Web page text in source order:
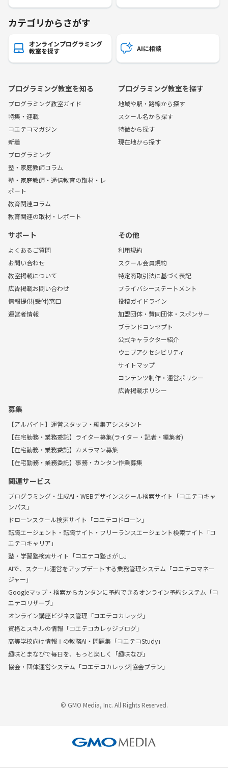
カテゴリからさがす
オンラインプログラミング
教室を探す
AIに相談
プログラミング教室を知る
プログラミング教室ガイド
特集・連載
コエテコマガジン
新着
プログラミング
塾・家庭教師コラム
塾・家庭教師・通信教育の取材・レ
ポート
教育関連コラム
教育関連の取材・レポート
プログラミング教室を探す
地域や駅・路線から探す
スクール名から探す
特徴から探す
現在地から探す
サポート
よくあるご質問
お問い合わせ
教室掲載について
広告掲載お問い合わせ
情報提供(受付)窓口
運営者情報
その他
利用規約
スクール会員規約
特定商取引法に基づく表記
プライバシーステートメント
投稿ガイドライン
加盟団体・賛同団体・スポンサー
ブランドコンセプト
公式キャラクター紹介
ウェブアクセシビリティ
サイトマップ
コンテンツ制作・運営ポリシー
広告掲載ポリシー
募集
【アルバイト】運営スタッフ・編集アシスタント
【在宅勤務・業務委託】ライター募集(ライター・記者・編集者)
【在宅勤務・業務委託】カメラマン募集
【在宅勤務・業務委託】事務・カンタン作業募集
関連サービス
プログラミング・生成AI・WEBデザインスクール検索サイト「コエテコキャ
ンパス」
ドローンスクール検索サイト「コエテコドローン」
転職エージェント・転職サイト・フリーランスエージェント検索サイト「コ
エテコキャリア」
塾・学習塾検索サイト「コエテコ塾さがし」
AIで、スクール運営をアップデートする業務管理システム「コエテコマネー
ジャー」
Googleマップ・検索からカンタンに予約できるオンライン予約システム「コ
エテコリザーブ」
オンライン講座ビジネス管理「コエテコカレッジ」
資格とスキルの情報「コエテコカレッジブログ」
高等学校向け情報Ⅰの教務AI・問題集「コエテコStudy」
趣味とまなびで毎日を、もっと楽しく「趣味なび」
協会・団体運営システム「コエテコカレッジ|協会プラン」
© GMO Media, Inc. All Rights Reserved.